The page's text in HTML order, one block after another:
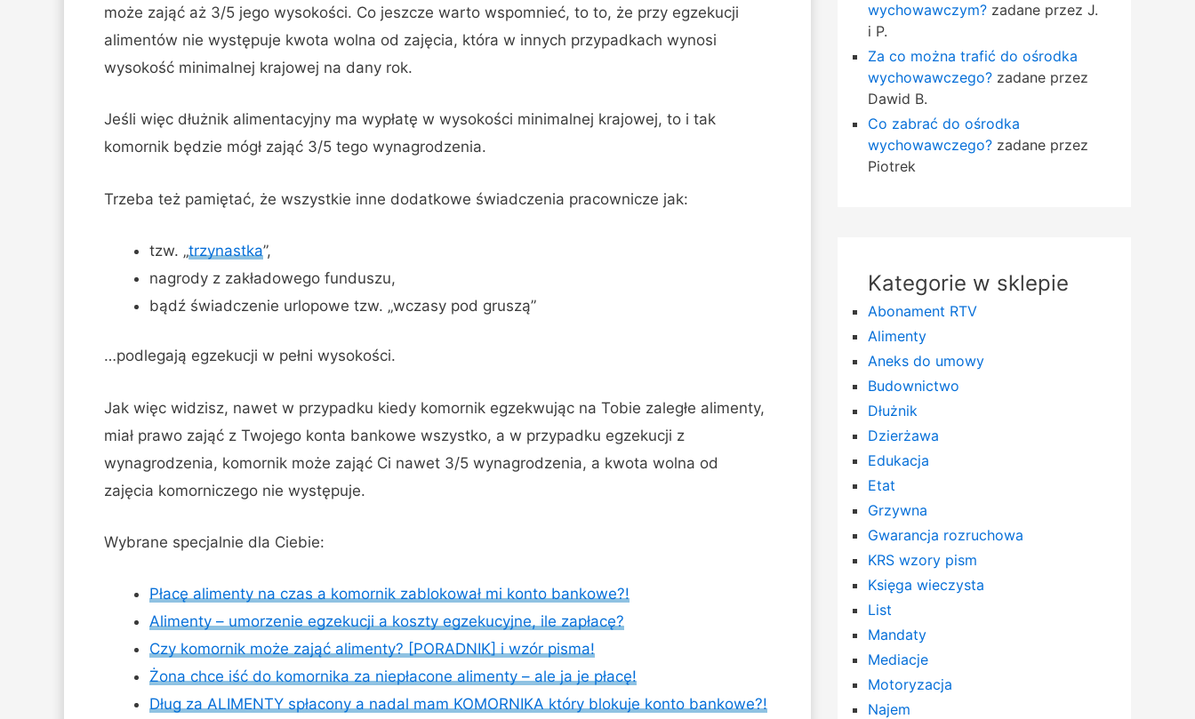
może zająć aż 3/5 jego wysokości. Co jeszcze warto wspomnieć, to to, że przy egzekucji
alimentów nie występuje kwota wolna od zajęcia, która w innych przypadkach wynosi
wysokość minimalnej krajowej na dany rok.
Jeśli więc dłużnik alimentacyjny ma wypłatę w wysokości minimalnej krajowej, to i tak
komornik będzie mógł zająć 3/5 tego wynagrodzenia.
Trzeba też pamiętać, że wszystkie inne dodatkowe świadczenia pracownicze jak:
tzw. „trzynastka”,
nagrody z zakładowego funduszu,
bądź świadczenie urlopowe tzw. „wczasy pod gruszą”
…podlegają egzekucji w pełni wysokości.
Jak więc widzisz, nawet w przypadku kiedy komornik egzekwując na Tobie zaległe alimenty,
miał prawo zająć z Twojego konta bankowe wszystko, a w przypadku egzekucji z
wynagrodzenia, komornik może zająć Ci nawet 3/5 wynagrodzenia, a kwota wolna od
zajęcia komorniczego nie występuje.
Wybrane specjalnie dla Ciebie:
Płacę alimenty na czas a komornik zablokował mi konto bankowe?!
Alimenty – umorzenie egzekucji a koszty egzekucyjne, ile zapłacę?
Czy komornik może zająć alimenty? [PORADNIK] i wzór pisma!
Żona chce iść do komornika za niepłacone alimenty – ale ja je płacę!
Dług za ALIMENTY spłacony a nadal mam KOMORNIKA który blokuje konto bankowe?!
wychowawczym? zadane przez J.
i P.
Za co można trafić do ośrodka
wychowawczego? zadane przez
Dawid B.
Co zabrać do ośrodka
wychowawczego? zadane przez
Piotrek
Kategorie w sklepie
Abonament RTV
Alimenty
Aneks do umowy
Budownictwo
Dłużnik
Dzierżawa
Edukacja
Etat
Grzywna
Gwarancja rozruchowa
KRS wzory pism
Księga wieczysta
List
Mandaty
Mediacje
Motoryzacja
Najem